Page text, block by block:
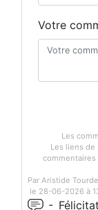
Votre
Les
Les liens
Par Aristide
le 28-06-2026 à
-